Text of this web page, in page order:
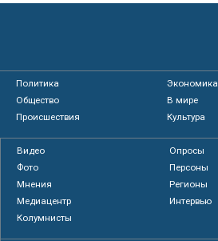
Политика
Экономика
Общество
В мире
Происшествия
Культура
Видео
Опросы
Фото
Персоны
Мнения
Регионы
Медиацентр
Интервью
Колумнисты